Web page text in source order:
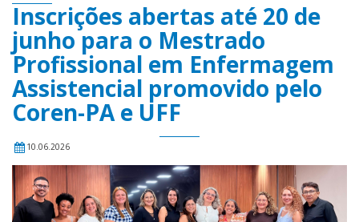
Inscrições abertas até 20 de
junho para o Mestrado
Profissional em Enfermagem
Assistencial promovido pelo
Coren-PA e UFF
10.06.2026